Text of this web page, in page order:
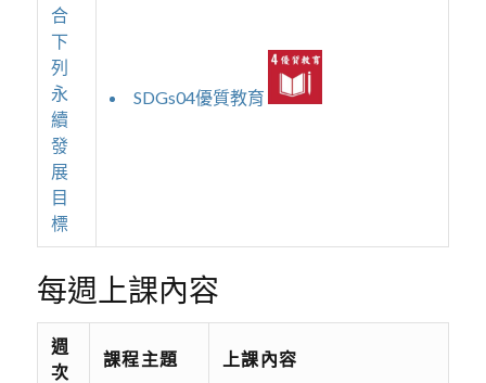
合
下
列
永
續
發
展
目
標
SDGs04優質教育
每週上課內容
週
次
課程主題 上課內容